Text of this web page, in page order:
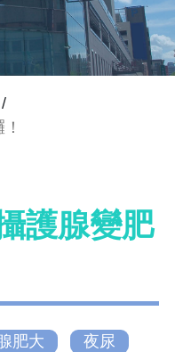
/
護腺變肥
肥大 夜尿